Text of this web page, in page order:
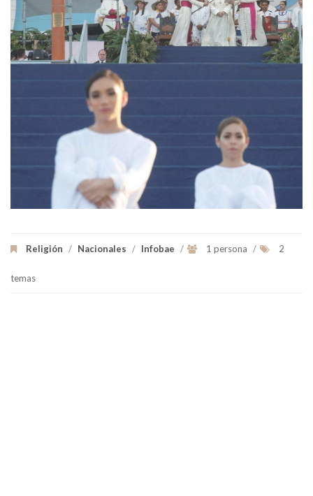
Religión / Nacionales / Infobae / 1 persona / 2
temas